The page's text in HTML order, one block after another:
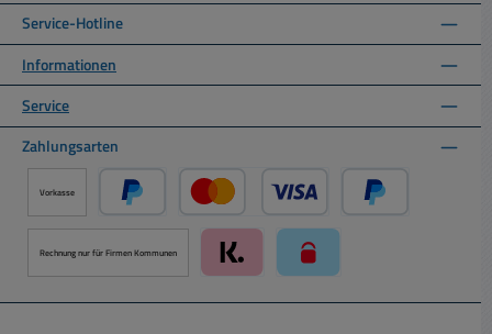
Service-Hotline
Informationen
Service
Zahlungsarten
Vorkasse
PayPal Kredit- oder Debitkarte über PayPal
Rechnung nur für Firmen Kommunen